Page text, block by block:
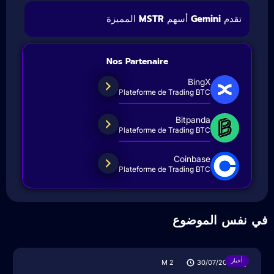
تقدم Gemini أسهم MSTR المميزة
Nos Partenaire
BingX
Plateforme de Trading BTC
Bitpanda
Plateforme de Trading BTC
Coinbase
Plateforme de Trading BTC
نفس الموضوع
أخبار M